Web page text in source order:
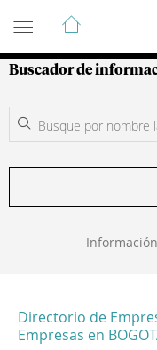
Guía de
Buscador de
Directorio de
Empresas en